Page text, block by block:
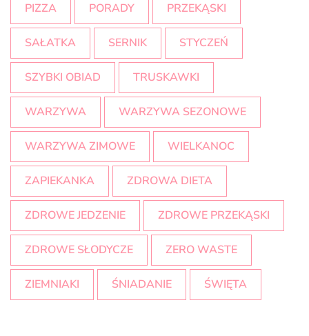
PIZZA PORADY PRZEKĄSKI
SAŁATKA SERNIK STYCZEŃ
SZYBKI OBIAD TRUSKAWKI
WARZYWA WARZYWA SEZONOWE
WARZYWA ZIMOWE WIELKANOC
ZAPIEKANKA ZDROWA DIETA
ZDROWE JEDZENIE ZDROWE PRZEKĄSKI
ZDROWE SŁODYCZE ZERO WASTE
ZIEMNIAKI ŚNIADANIE ŚWIĘTA